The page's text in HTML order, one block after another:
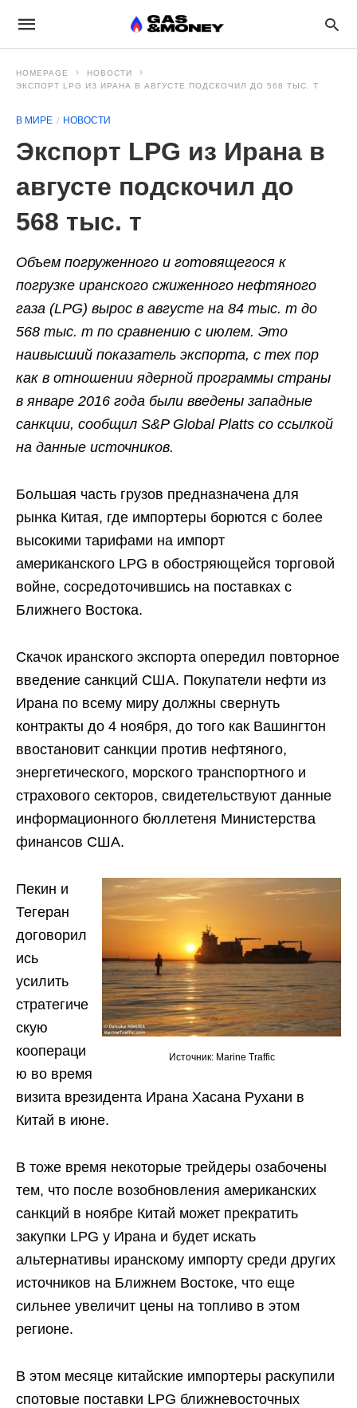
HOMEPAGE
НОВОСТИ
ЭКСПОРТ LPG ИЗ ИРАНА В АВГУСТЕ ПОДСКОЧИЛ ДО 568 ТЫС. Т
В МИРЕ НОВОСТИ
Экспорт LPG из Ирана в
августе подскочил до
568 тыс. т
Объем погруженного и готовящегося к
погрузке иранского сжиженного нефтяного
газа (LPG) вырос в августе на 84 тыс. т до
568 тыс. т по сравнению с июлем. Это
наивысший показатель экспорта, с тех пор
как в отношении ядерной программы страны
в январе 2016 года были введены западные
санкции, сообщил S&P Global Platts со ссылкой
на данные источников.
Большая часть грузов предназначена для
рынка Китая, где импортеры борются с более
высокими тарифами на импорт
американского LPG в обостряющейся торговой
войне, сосредоточившись на поставках с
Ближнего Востока.
Скачок иранского экспорта опередил повторное
введение санкций США. Покупатели нефти из
Ирана по всему миру должны свернуть
контракты до 4 ноября, до того как Вашингтон
ввостановит санкции против нефтяного,
энергетического, морского транспортного и
страхового секторов, свидетельствуют данные
информационного бюллетеня Министерства
финансов США.
Источник: Marine Traffic
Пекин и
Тегеран
договорил
ись
усилить
стратегиче
скую
коопераци
ю во время
визита врезидента Ирана Хасана Рухани в
Китай в июне.
В тоже время некоторые трейдеры озабочены
тем, что после возобновления американских
санкций в ноябре Китай может прекратить
закупки LPG у Ирана и будет искать
альтернативы иранскому импорту среди других
источников на Ближнем Востоке, что еще
сильнее увеличит цены на топливо в этом
регионе.
В этом месяце китайские импортеры раскупили
спотовые поставки LPG ближневосточных